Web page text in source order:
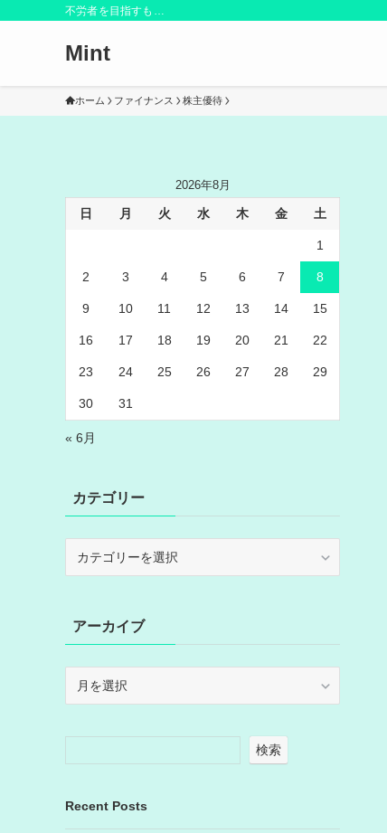
不労者を目指すも…
Mint
ホーム ファイナンス 株主優待
2026年8月
日 月 火 水 木 金 土
1
2 3 4 5 6 7 8
9 10 11 12 13 14 15
16 17 18 19 20 21 22
23 24 25 26 27 28 29
30 31
« 6月
カテゴリー
ーアーカイブ
イ
検索
Recent Posts